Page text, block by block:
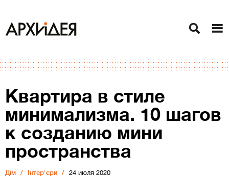
Квартира в стиле
минимализма. 10 шагов
к созданию мини
пространства
Дiм Інтер'єри 24 июля 2020